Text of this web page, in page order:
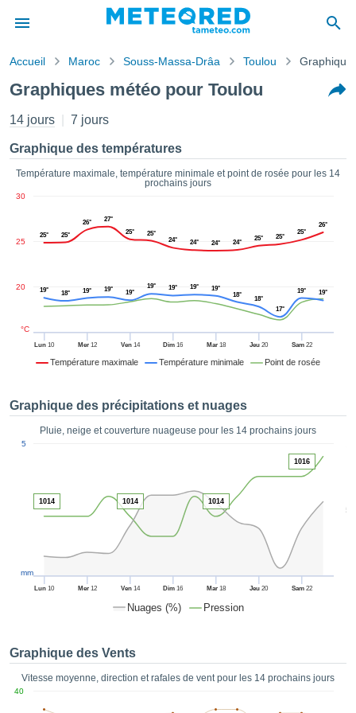
de
a
par
Vous
les
:
par le
de
des
de très
Accueil Maroc Souss-Massa-Drâa Toulou
Graphiques météo pour Toulou
14 jours 7 jours
Graphique des températures
Température maximale, température minimale et point de rosée pour les 14
prochains jours
Température maximale Température minimale Point de rosée
Lun 10 Mer12 Ven14 Dim 16 Mar18 Jeu 20 Sam22
20
25
30
°C
25° 25°
26°
27°
25°
25°
24°
24° 24° 24°
25° 25°
25°
26°
19° 18° 19° 19° 19°
19° 19° 19°
19°
18°
18°
17°
19° 19°
Graphique des précipitations et nuages
Pluie, neige et couverture nuageuse pour les 14 prochains jours
Nuages (%) Pression
50
Lun 10 Mer12 Ven14 Dim 16 Mar18 Jeu 20 Sam22
5
mm
1014 1014 1014
1016
Graphique des Vents
Vitesse moyenne, direction et rafales de vent pour les 14 prochains jours
40